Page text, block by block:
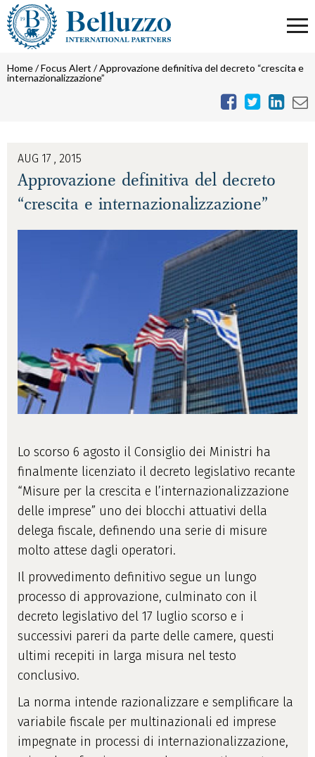
Home/Focus Alert /Approvazione definitiva del decreto “crescita e
internazionalizzazione”
AUG 17 , 2015
Approvazione definitiva del decreto
“crescita e internazionalizzazione”
Lo scorso 6 agosto il Consiglio dei Ministri ha
finalmente licenziato il decreto legislativo recante
“Misure per la crescita e l’internazionalizzazione
delle imprese” uno dei blocchi attuativi della
delega fiscale, definendo una serie di misure
molto attese dagli operatori.
Il provvedimento definitivo segue un lungo
processo di approvazione, culminato con il
decreto legislativo del 17 luglio scorso e i
successivi pareri da parte delle camere, questi
ultimi recepiti in larga misura nel testo
conclusivo.
La norma intende razionalizzare e semplificare la
variabile fiscale per multinazionali ed imprese
impegnate in processi di internazionalizzazione,